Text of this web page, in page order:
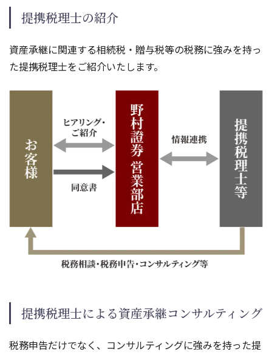
500万円
600万円 68 11.4%
900万円 147 16.4%
1,000万円 177 17.7%
提携税理士の紹介
資産承継に関連する相続税・贈与税等の税務に強みを持っ
た提携税理士をご紹介いたします。
提携税理士による資産承継コンサルティング
税務申告だけでなく、コンサルティングに強みを持った提